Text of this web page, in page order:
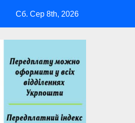
– як долучитися ветеранам
Сб. Сер 8th, 2026